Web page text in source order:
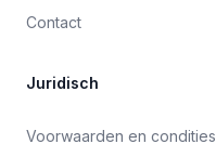
Contact
Juridisch
Voorwaarden en condities